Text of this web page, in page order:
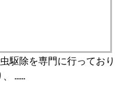
駆除を専門に行っており
......